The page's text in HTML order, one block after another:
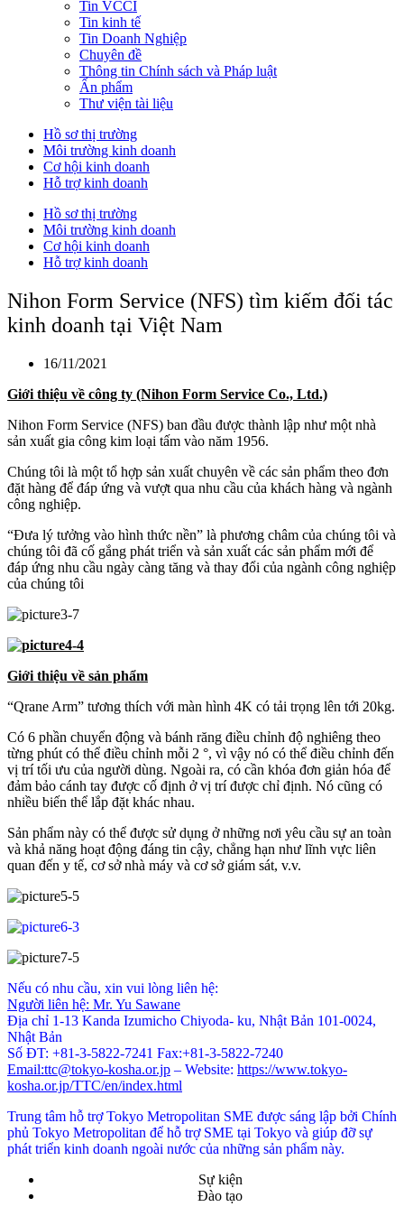
Tin VCCI
Tin kinh tế
Tin Doanh Nghiệp
Chuyên đề
Thông tin Chính sách và Pháp luật
Ấn phẩm
Thư viện tài liệu
Hồ sơ thị trường
Môi trường kinh doanh
Cơ hội kinh doanh
Hỗ trợ kinh doanh
Hồ sơ thị trường
Môi trường kinh doanh
Cơ hội kinh doanh
Hỗ trợ kinh doanh
Nihon Form Service (NFS) tìm kiếm đối tác
kinh doanh tại Việt Nam
16/11/2021
Giới thiệu về công ty (Nihon Form Service Co., Ltd.)
Nihon Form Service (NFS) ban đầu được thành lập như một nhà
sản xuất gia công kim loại tấm vào năm 1956.
Chúng tôi là một tổ hợp sản xuất chuyên về các sản phẩm theo đơn
đặt hàng để đáp ứng và vượt qua nhu cầu của khách hàng và ngành
công nghiệp.
“Đưa lý tưởng vào hình thức nền” là phương châm của chúng tôi và
chúng tôi đã cố gắng phát triển và sản xuất các sản phẩm mới để
đáp ứng nhu cầu ngày càng tăng và thay đổi của ngành công nghiệp
của chúng tôi
Giới thiệu về sản phẩm
“Qrane Arm” tương thích với màn hình 4K có tải trọng lên tới 20kg.
Có 6 phần chuyển động và bánh răng điều chỉnh độ nghiêng theo
từng phút có thể điều chỉnh mỗi 2 °, vì vậy nó có thể điều chỉnh đến
vị trí tối ưu của người dùng. Ngoài ra, có cần khóa đơn giản hóa để
đảm bảo cánh tay được cố định ở vị trí được chỉ định. Nó cũng có
nhiều biến thể lắp đặt khác nhau.
Sản phẩm này có thể được sử dụng ở những nơi yêu cầu sự an toàn
và khả năng hoạt động đáng tin cậy, chẳng hạn như lĩnh vực liên
quan đến y tế, cơ sở nhà máy và cơ sở giám sát, v.v.
Nếu có nhu cầu, xin vui lòng liên hệ:
Người liên hệ: Mr. Yu Sawane
Địa chỉ 1-13 Kanda Izumicho Chiyoda- ku, Nhật Bản 101-0024,
Nhật Bản
Số ĐT: +81-3-5822-7241 Fax:+81-3-5822-7240
Email:ttc@tokyo-kosha.or.jp – Website: https://www.tokyo-
kosha.or.jp/TTC/en/index.html
Trung tâm hỗ trợ Tokyo Metropolitan SME được sáng lập bởi Chính
phủ Tokyo Metropolitan để hỗ trợ SME tại Tokyo và giúp đỡ sự
phát triển kinh doanh ngoài nước của những sản phẩm này.
Sự kiện
Đào tạo